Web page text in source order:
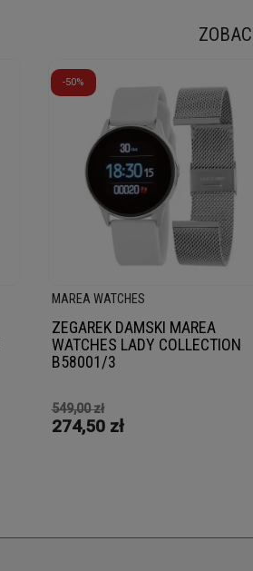
-50%
MAREA WATCHES
ZEGAREK DAMSKI MAREA
WATCHES LADY COLLECTION
B58001/3
549,00 zł
274,50 zł